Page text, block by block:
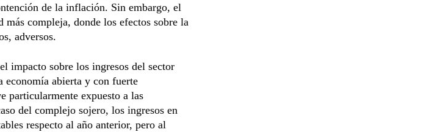
de la inflación. Sin embargo, el
compleja, donde los efectos sobre la
adversos.
impacto sobre los ingresos del sector
economía abierta y con fuerte
particularmente expuesto a las
del complejo sojero, los ingresos en
respecto al año anterior, pero al